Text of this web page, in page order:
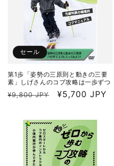
セール
第1歩「姿勢の三原則と動きの三要
素」しげさんのコブ攻略は一歩ずつ
通
¥9,800 JPY
セ
価
格
¥5,700 JPY